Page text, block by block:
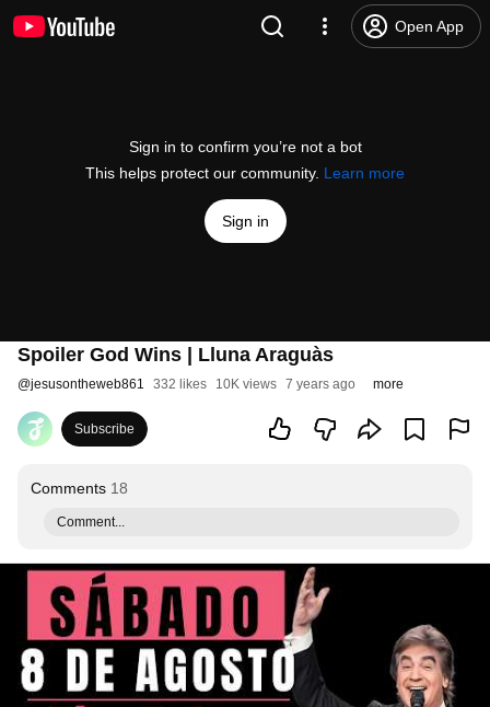
Open App
Sign in to confirm you’re not a bot
This helps protect our community. Learn more
Sign in
Spoiler God Wins | Lluna Araguàs
@jesusontheweb861 332 likes 10K views 7 years ago more
Subscribe
Comments 18
Comment...